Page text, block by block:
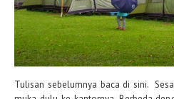
Tulisan sebelumnya baca di sini.